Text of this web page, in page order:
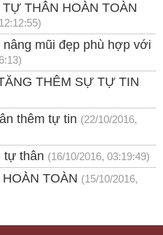
THÂN HOÀN TOÀN
mũi đẹp phù hợp với
THÊM SỰ TỰ TIN
thêm tự tin (22/10/2016,
tự thân (16/10/2016, 03:19:49)
TOÀN (15/10/2016,